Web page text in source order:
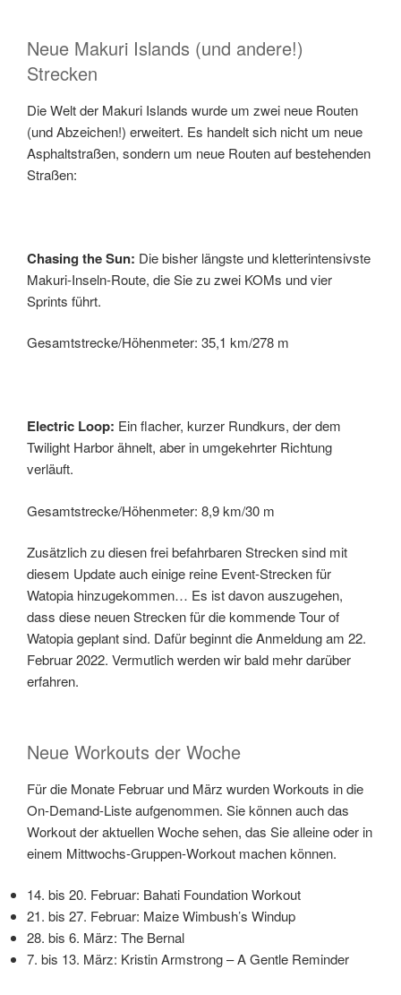
Neue Makuri Islands (und andere!)
Strecken
Die Welt der Makuri Islands wurde um zwei neue Routen
(und Abzeichen!) erweitert. Es handelt sich nicht um neue
Asphaltstraßen, sondern um neue Routen auf bestehenden
Straßen:
Chasing the Sun: Die bisher längste und kletterintensivste
Makuri-Inseln-Route, die Sie zu zwei KOMs und vier
Sprints führt.
Gesamtstrecke/Höhenmeter: 35,1 km/278 m
Electric Loop: Ein flacher, kurzer Rundkurs, der dem
Twilight Harbor ähnelt, aber in umgekehrter Richtung
verläuft.
Gesamtstrecke/Höhenmeter: 8,9 km/30 m
Zusätzlich zu diesen frei befahrbaren Strecken sind mit
diesem Update auch einige reine Event-Strecken für
Watopia hinzugekommen… Es ist davon auszugehen,
dass diese neuen Strecken für die kommende Tour of
Watopia geplant sind. Dafür beginnt die Anmeldung am 22.
Februar 2022. Vermutlich werden wir bald mehr darüber
erfahren.
Neue Workouts der Woche
Für die Monate Februar und März wurden Workouts in die
On-Demand-Liste aufgenommen. Sie können auch das
Workout der aktuellen Woche sehen, das Sie alleine oder in
einem Mittwochs-Gruppen-Workout machen können.
14. bis 20. Februar: Bahati Foundation Workout
21. bis 27. Februar: Maize Wimbush’s Windup
28. bis 6. März: The Bernal
7. bis 13. März: Kristin Armstrong – A Gentle Reminder